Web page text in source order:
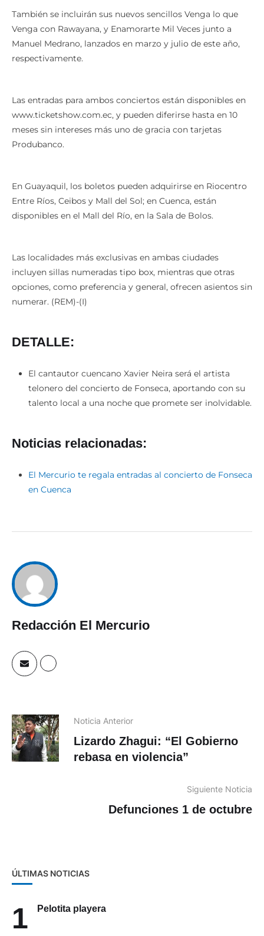
También se incluirán sus nuevos sencillos Venga lo que
Venga con Rawayana, y Enamorarte Mil Veces junto a
Manuel Medrano, lanzados en marzo y julio de este año,
respectivamente.
Las entradas para ambos conciertos están disponibles en
www.ticketshow.com.ec, y pueden diferirse hasta en 10
meses sin intereses más uno de gracia con tarjetas
Produbanco.
En Guayaquil, los boletos pueden adquirirse en Riocentro
Entre Ríos, Ceibos y Mall del Sol; en Cuenca, están
disponibles en el Mall del Río, en la Sala de Bolos.
Las localidades más exclusivas en ambas ciudades
incluyen sillas numeradas tipo box, mientras que otras
opciones, como preferencia y general, ofrecen asientos sin
numerar. (REM)-(I)
DETALLE:
El cantautor cuencano Xavier Neira será el artista
telonero del concierto de Fonseca, aportando con su
talento local a una noche que promete ser inolvidable.
Noticias relacionadas:
El Mercurio te regala entradas al concierto de Fonseca
en Cuenca
Redacción El Mercurio
Noticia Anterior
Lizardo Zhagui: “El Gobierno
rebasa en violencia”
Siguiente Noticia
Defunciones 1 de octubre
ÚLTIMAS NOTICIAS
1 Pelotita playera